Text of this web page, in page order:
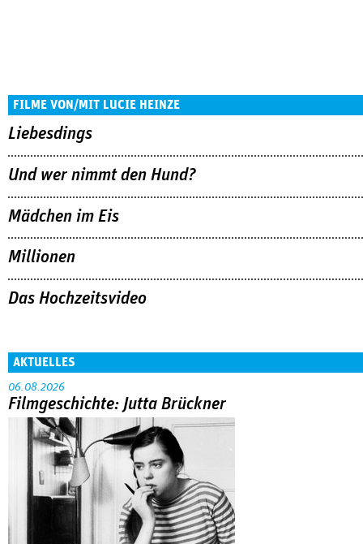
FILME VON/MIT LUCIE HEINZE
Liebesdings
Und wer nimmt den Hund?
Mädchen im Eis
Millionen
Das Hochzeitsvideo
AKTUELLES
06.08.2026
Filmgeschichte: Jutta Brückner